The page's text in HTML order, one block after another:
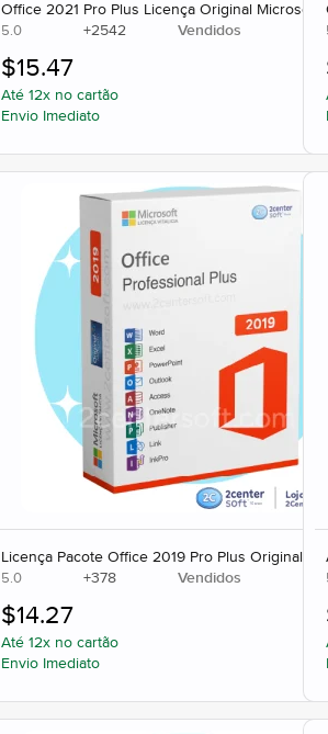
Office 2021 Pro Plus Licença Original Microsoft
5.0 +2542 Vendidos
Até 12x no cartão
Envio Imediato
$15.47
Licença Pacote Office 2019 Pro Plus Original
5.0 +378 Vendidos
Até 12x no cartão
Envio Imediato
$14.27